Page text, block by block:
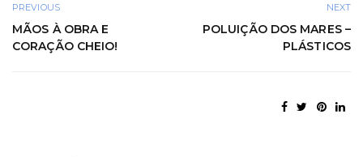
PREVIOUS
MÃOS À OBRA E
CORAÇÃO CHEIO!
NEXT
POLUIÇÃO DOS MARES –
PLÁSTICOS